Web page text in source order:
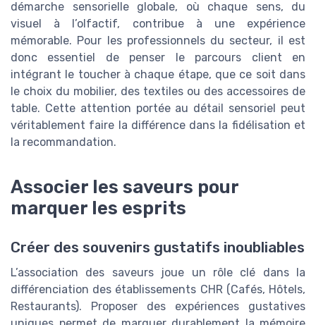
démarche sensorielle globale, où chaque sens, du
visuel à l’olfactif, contribue à une expérience
mémorable. Pour les professionnels du secteur, il est
donc essentiel de penser le parcours client en
intégrant le toucher à chaque étape, que ce soit dans
le choix du mobilier, des textiles ou des accessoires de
table. Cette attention portée au détail sensoriel peut
véritablement faire la différence dans la fidélisation et
la recommandation.
Associer les saveurs pour
marquer les esprits
Créer des souvenirs gustatifs inoubliables
L’association des saveurs joue un rôle clé dans la
différenciation des établissements CHR (Cafés, Hôtels,
Restaurants). Proposer des expériences gustatives